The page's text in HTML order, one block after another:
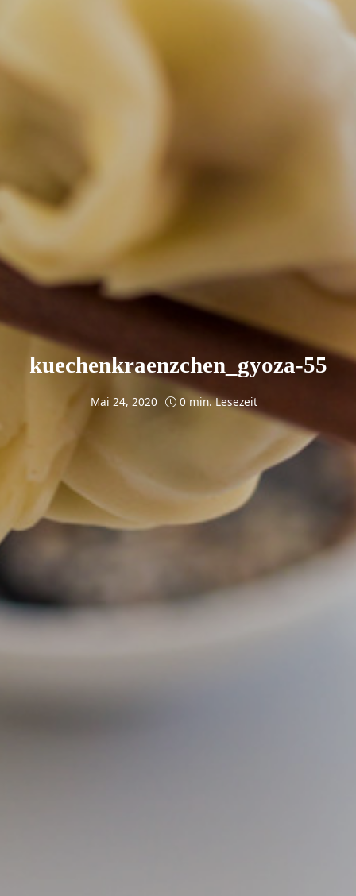
kuechenkraenzchen_gyoza-55
Mai 24, 2020 0 min. Lesezeit